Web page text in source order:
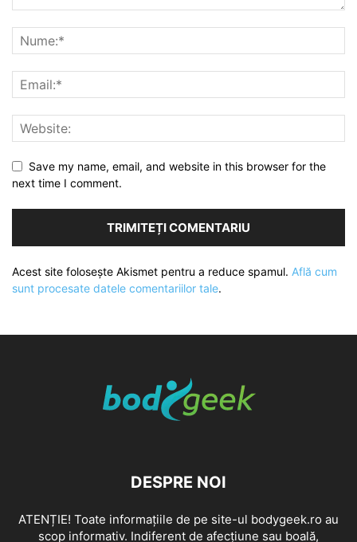
Save my name, email, and website in this browser for the
next time I comment.
Acest site folosește Akismet pentru a reduce spamul. Află cum
sunt procesate datele comentariilor tale.
DESPRE NOI
ATENȚIE! Toate informațiile de pe site-ul bodygeek.ro au
scop informativ. Indiferent de afecțiune sau boală,